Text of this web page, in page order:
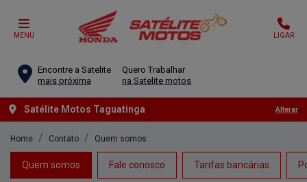
MENU LIGAR
Encontre a Satelite
mais próxima
Quero Trabalhar
na Satelite motos
Satélite Motos Taguatinga Alterar
Home Contato Quem somos
Quem somos Fale conosco Tarifas bancárias